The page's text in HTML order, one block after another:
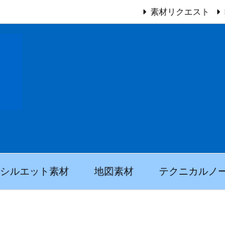
シルエット素材 地図素材 テクニカルノ
素材リクエスト